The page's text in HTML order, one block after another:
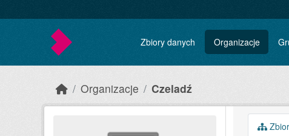
Zbiory danych Organizacje
Organizacje Czeladź